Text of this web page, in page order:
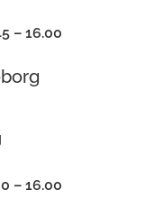
– 16.00
– 16.00